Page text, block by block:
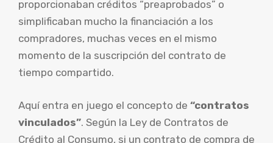
proporcionaban créditos “preaprobados” o
simplificaban mucho la financiación a los
compradores, muchas veces en el mismo
momento de la suscripción del contrato de
tiempo compartido.
Aquí entra en juego el concepto de “contratos
vinculados”. Según la Ley de Contratos de
Crédito al Consumo, si un contrato de compra de